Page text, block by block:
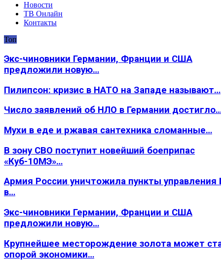
Новости
ТВ Онлайн
Контакты
Топ
Экс-чиновники Германии, Франции и США
предложили новую…
Пилипсон: кризис в НАТО на Западе называют…
Число заявлений об НЛО в Германии
Мухи в еде и ржавая сантехника сломанные…
В зону СВО поступит новейший боеприпас
«Куб-10МЭ»…
Армия России уничтожила пункты
в…
Экс-чиновники Германии, Франции и США
предложили новую…
Крупнейшее месторождение золота может
опорой экономики…